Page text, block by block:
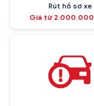
Rút hồ sơ xe
Giá từ 2.000.000